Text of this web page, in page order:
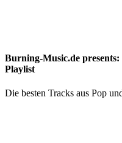
Burning-Music.de
Playlist
Die besten Tracks aus Pop